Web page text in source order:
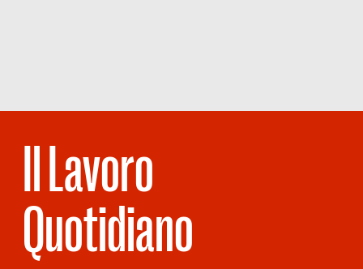
Il Lavoro
Quotidiano